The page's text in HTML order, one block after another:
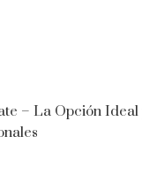
– La Opción